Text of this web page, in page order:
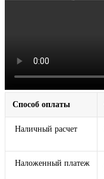
Способ оплаты
Наличный расчет
Наложенный платеж